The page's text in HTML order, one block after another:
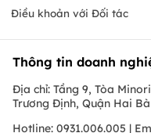
Điều khoản với Đối tác
Thông tin doanh
Địa chỉ: Tầng 9, Tòa
Trương Định, Quận Hai
Hotline: 0931.006.005 |